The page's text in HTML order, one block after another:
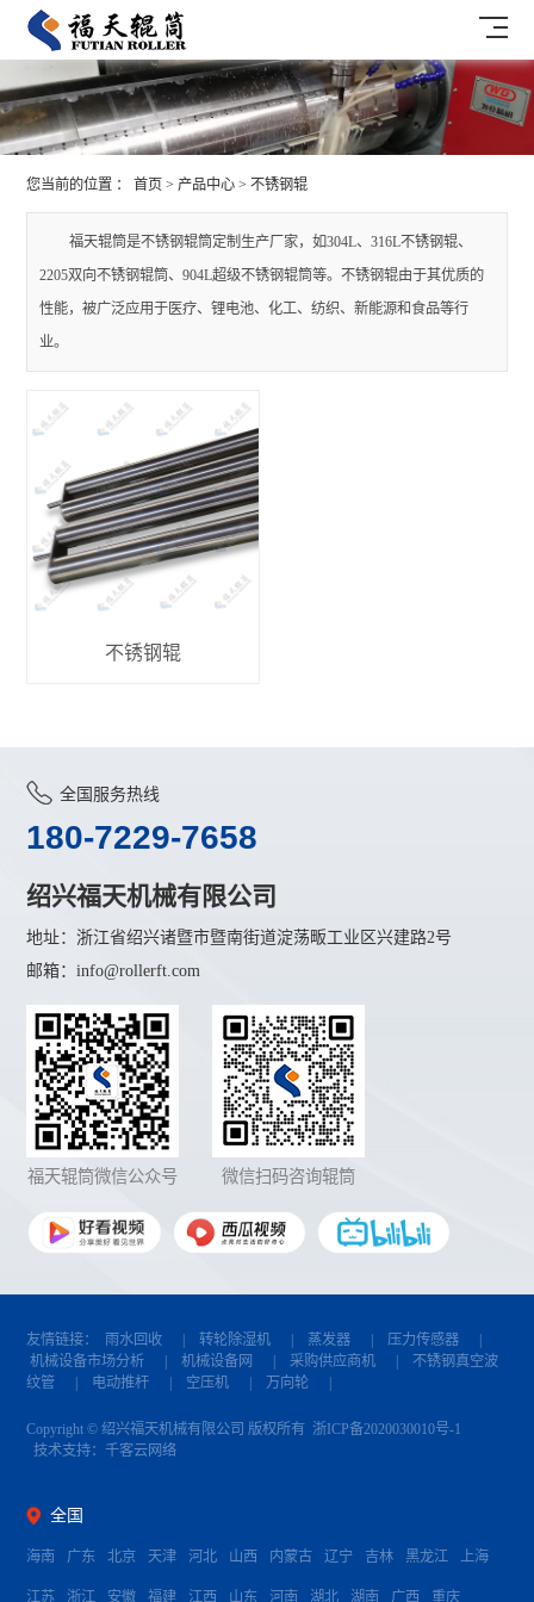
您当前的位置 ：首页 >产品中心 >不锈钢辊
福天辊筒是不锈钢辊筒定制生产厂家，如304L、316L不锈钢辊、
2205双向不锈钢辊筒、904L超级不锈钢辊筒等。不锈钢辊由于其优质的
性能，被广泛应用于医疗、锂电池、化工、纺织、新能源和食品等行
业。
不锈钢辊
全国服务热线
180-7229-7658
绍兴福天机械有限公司
地址：浙江省绍兴诸暨市暨南街道淀荡畈工业区兴建路2号
邮箱：info@rollerft.com
福天辊筒微信公众号 微信扫码咨询辊筒
友情链接： 雨水回收 |转轮除湿机 蒸发器 |压力传感器
机械设备市场分析
|机械设备网 |采购供应商机
不锈钢真空波
纹管
电动推杆 空压机 万向轮
Copyright © 绍兴福天机械有限公司 版权所有 浙ICP备2020030010号-1
技术支持：千客云网络
全国
海南 广东 北京 天津 河北 山西 内蒙古 辽宁 吉林 黑龙江 上海
江苏 浙江 安徽 福建 江西 山东 河南 湖北 湖南 广西 重庆